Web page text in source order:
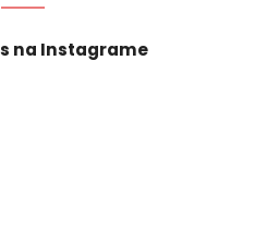
na Instagrame